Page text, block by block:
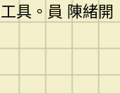
具。員 陳緒開